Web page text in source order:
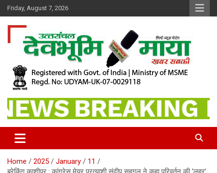
Skip
to
content
Friday, August 7, 2026
Dev Bhoomi Maya
Home 2025 January
11